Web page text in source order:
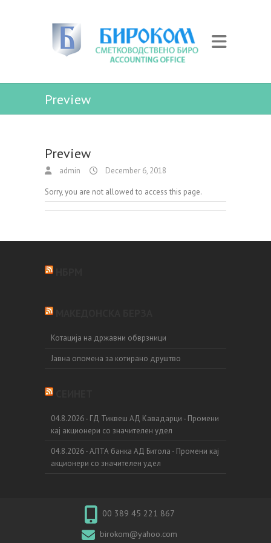
Preview
Preview
admin December 6, 2018
Sorry, you are not allowed to access this page.
Котација на државни обврзници
Јавна опомена за котирано друштво
04.8.2026 - ГД Тиквеш АД Кавадарци - Промени
кај акционери со значителен удел
04.8.2026 - АЛТА банка АД Битола - Промени кај
акционери со значителен удел
00 389 45 221 867
birokom@yahoo.com